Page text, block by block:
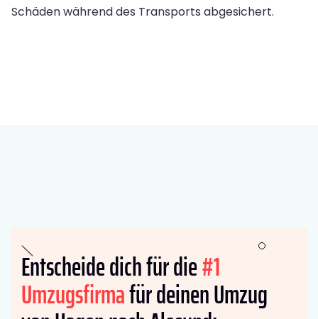
Schäden während des Transports abgesichert.
Entscheide dich für die#1
Umzugsfirmafür deinen Umzug